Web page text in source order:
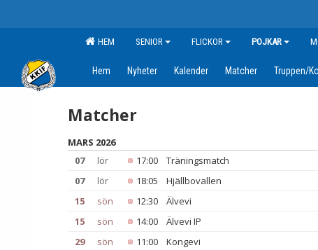
HEM SENIOR FLICKOR POJKAR
Hem Nyheter Kalender Matcher Truppen/
Matcher
MARS 2026
07
lör 17:00 Träningsmatch
07
lör 18:05 Hjällbovallen
15
sön 12:30 Älvevi
15
sön 14:00 Älvevi IP
29
sön 11:00 Kongevi